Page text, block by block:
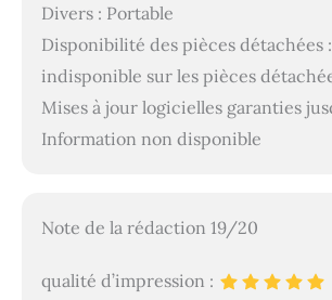
Divers : Portable
Disponibilité des pièces détachées
indisponible sur les pièces
Mises à jour logicielles garanties
Information non disponible
Note de la rédaction 19/20
qualité d’impression :